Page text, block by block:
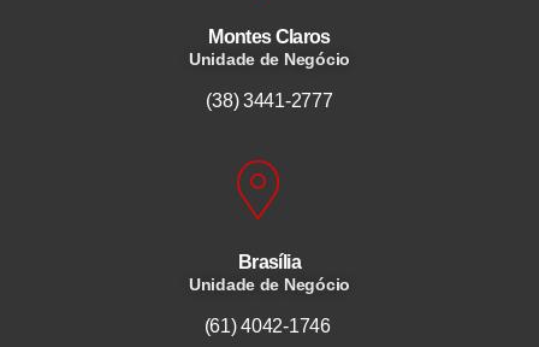
Montes Claros
Unidade de Negócio
(38) 3441-2777
Brasília
Unidade de Negócio
(61) 4042-1746